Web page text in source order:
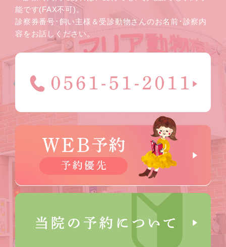
能です(FAX不可)。
診察券番号･飼い主様＆受診動物さんのお名前･診察内
容をお話しください。